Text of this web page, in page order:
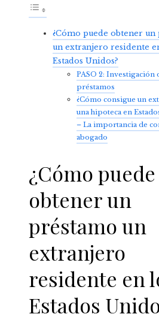
¿Cómo puede obtener un
un extranjero residente
Estados Unidos?
PASO 2: Investigación
préstamos
¿Cómo consigue un
una hipoteca en
– La importancia de
abogado
¿Cómo puede
obtener un
préstamo un
extranjero
residente en
Estados